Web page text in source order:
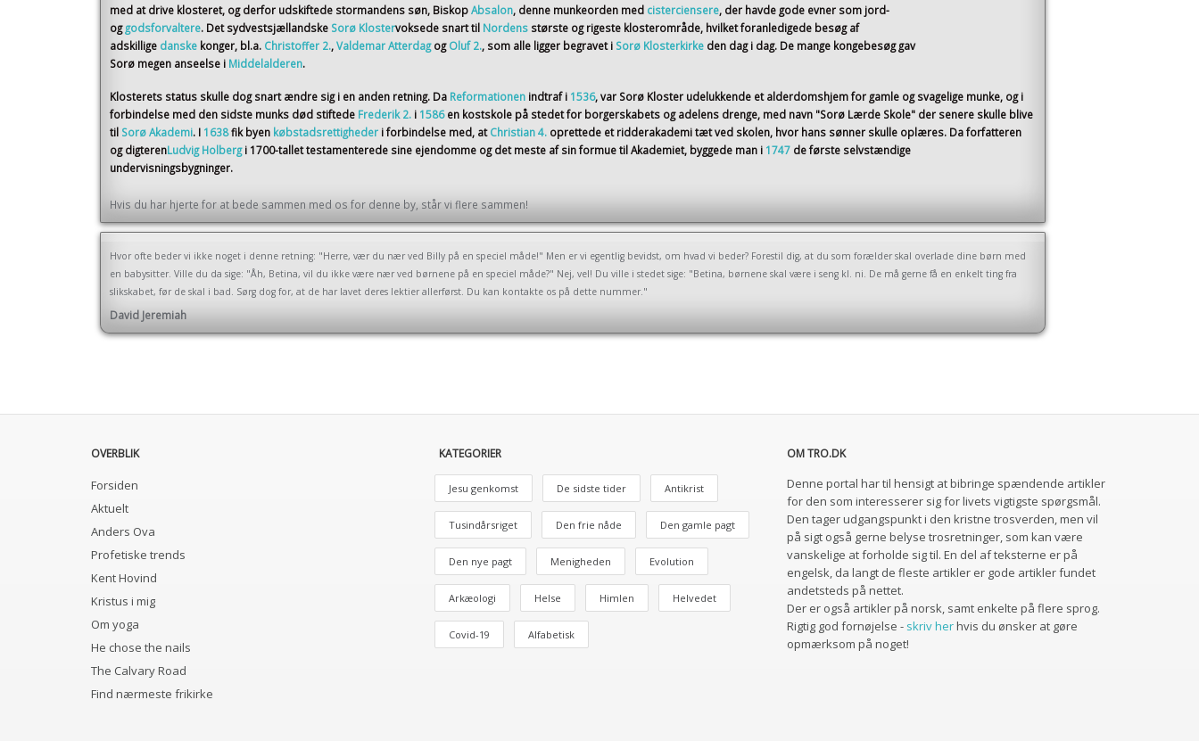
med at drive klosteret, og derfor udskiftede stormandens søn, BiskopAbsalon, denne munkeorden med cisterciensere, der havde gode evner som jord-
og godsforvaltere. Det sydvestsjællandske Sorø Klostervoksede snart til Nordens største og rigeste klosterområde, hvilket foranledigede besøg af
adskillige danske konger, bl.a. Christoffer 2.,Valdemar Atterdag og Oluf 2., som alle ligger begravet i Sorø Klosterkirke den dag i dag. De mange kongebesøg gav
Sorø megen anseelse i Middelalderen.
Klosterets status skulle dog snart ændre sig i en anden retning. Da Reformationen indtraf i 1536, var Sorø Kloster udelukkende et alderdomshjem for gamle og svagelige munke, og i
forbindelse med den sidste munks død stiftede Frederik 2. i 1586 en kostskole på stedet for borgerskabets og adelens drenge, med navn "Sorø Lærde Skole" der senere skulle blive
til Sorø Akademi. I 1638fik byen købstadsrettigheder i forbindelse med, at Christian 4. oprettede et ridderakademi tæt ved skolen, hvor hans sønner skulle oplæres. Da forfatteren
og digterenLudvig Holberg i 1700-tallet testamenterede sine ejendomme og det meste af sin formue til Akademiet, byggede man i 1747 de første selvstændige
undervisningsbygninger.
Hvis du har hjerte for at bede sammen med os for denne by, står vi flere sammen!
Hvor ofte beder vi ikke noget i denne retning: "Herre, vær du nær ved Billy på en speciel måde!" Men er vi egentlig bevidst, om hvad vi beder? Forestil dig, at du som forælder skal overlade dine børn med
en babysitter. Ville du da sige: "Åh, Betina, vil du ikke være nær ved børnene på en speciel måde?" Nej, vel! Du ville i stedet sige: "Betina, børnene skal være i seng kl. ni. De må gerne få en enkelt ting fra
slikskabet, før de skal i bad. Sørg dog for, at de har lavet deres lektier allerførst. Du kan kontakte os på dette nummer."
David Jeremiah
OVERBLIK
Forsiden
Aktuelt
Anders Ova
Profetiske trends
Kent Hovind
Kristus i mig
Om yoga
He chose the nails
The Calvary Road
Find nærmeste frikirke
KATEGORIER
Jesu genkomst De sidste tider Antikrist
Tusindårsriget Den frie nåde Den gamle pagt
Den nye pagt Menigheden Evolution
Arkæologi Helse Himlen Helvedet
Covid-19 Alfabetisk
OM TRO.DK
Denne portal har til hensigt at bibringe spændende artikler
for den som interesserer sig for livets vigtigste spørgsmål.
Den tager udgangspunkt i den kristne trosverden, men vil
på sigt også gerne belyse trosretninger, som kan være
vanskelige at forholde sig til. En del af teksterne er på
engelsk, da langt de fleste artikler er gode artikler fundet
andetsteds på nettet.
Der er også artikler på norsk, samt enkelte på flere sprog.
Rigtig god fornøjelse - skriv herhvis du ønsker at gøre
opmærksom på noget!